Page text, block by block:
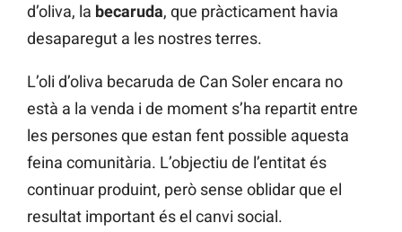
d’oliva, la becaruda, que pràcticament havia
desaparegut a les nostres terres.
L’oli d’oliva becaruda de Can Soler encara no
està a la venda i de moment s’ha repartit entre
les persones que estan fent possible aquesta
feina comunitària. L’objectiu de l’entitat és
continuar produint, però sense oblidar que el
resultat important és el canvi social.